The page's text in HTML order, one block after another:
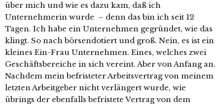
über mich und wie es dazu kam, daß ich
Unternehmerin wurde – denn das bin ich seit 12
Tagen. Ich habe ein Unternehmen gegründet, wie das
klingt. So nach börsendotiert und groß. Nein, es ist ein
kleines Ein-Frau Unternehmen. Eines, welches zwei
Geschäftsbereiche in sich vereint. Aber von Anfang an.
Nachdem mein befristeter Arbeitsvertrag von meinem
letzten Arbeitgeber nicht verlängert wurde, wie
übrings der ebenfalls befristete Vertrag von dem